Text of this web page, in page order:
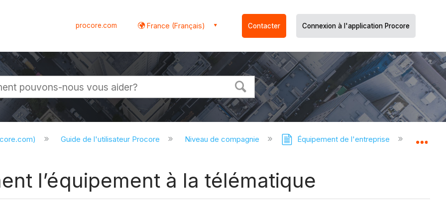
procore.com France (Français) Contacter Connexion à l'application Procore
Guide de l'utilisateur Procore Niveau de compagnie Équipement de l'entreprise
l’équipement à la télématique